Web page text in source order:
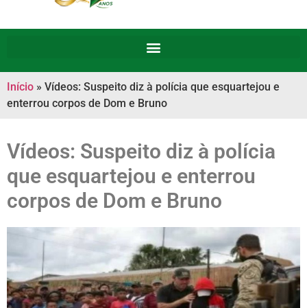
Início » Vídeos: Suspeito diz à polícia que esquartejou e
enterrou corpos de Dom e Bruno
Vídeos: Suspeito diz à polícia
que esquartejou e enterrou
corpos de Dom e Bruno